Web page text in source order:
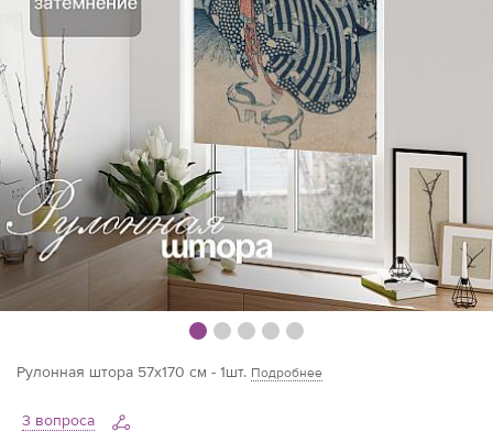
Рулонная штора 57х170 см - 1шт. Подробнее
3 вопроса